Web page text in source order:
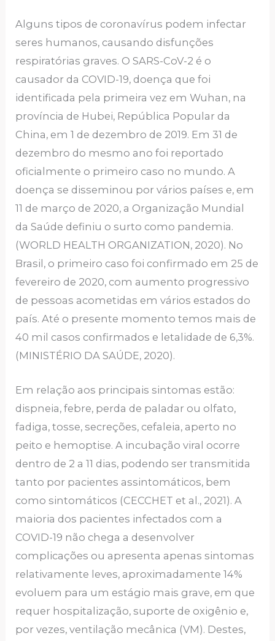
Alguns tipos de coronavírus podem infectar
seres humanos, causando disfunções
respiratórias graves. O SARS-CoV-2 é o
causador da COVID-19, doença que foi
identificada pela primeira vez em Wuhan, na
província de Hubei, República Popular da
China, em 1 de dezembro de 2019. Em 31 de
dezembro do mesmo ano foi reportado
oficialmente o primeiro caso no mundo. A
doença se disseminou por vários países e, em
11 de março de 2020, a Organização Mundial
da Saúde definiu o surto como pandemia.
(WORLD HEALTH ORGANIZATION, 2020). No
Brasil, o primeiro caso foi confirmado em 25 de
fevereiro de 2020, com aumento progressivo
de pessoas acometidas em vários estados do
país. Até o presente momento temos mais de
40 mil casos confirmados e letalidade de 6,3%.
(MINISTÉRIO DA SAÚDE, 2020).
Em relação aos principais sintomas estão:
dispneia, febre, perda de paladar ou olfato,
fadiga, tosse, secreções, cefaleia, aperto no
peito e hemoptise. A incubação viral ocorre
dentro de 2 a 11 dias, podendo ser transmitida
tanto por pacientes assintomáticos, bem
como sintomáticos (CECCHET et al., 2021). A
maioria dos pacientes infectados com a
COVID-19 não chega a desenvolver
complicações ou apresenta apenas sintomas
relativamente leves, aproximadamente 14%
evoluem para um estágio mais grave, em que
requer hospitalização, suporte de oxigênio e,
por vezes, ventilação mecânica (VM). Destes,